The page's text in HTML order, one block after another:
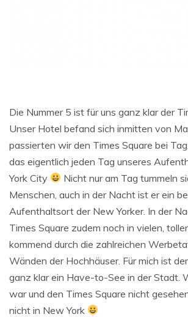
Die Nummer 5 ist für uns ganz klar der
Unser Hotel befand sich inmitten von
passierten wir den Times Square bei
das eigentlich jeden Tag unseres
York City
Nicht nur am Tag tummeln
Menschen, auch in der Nacht ist er ein
Aufenthaltsort der New Yorker. In der
Times Square zudem noch in vielen,
kommend durch die zahlreichen
Wänden der Hochhäuser. Für mich ist
ganz klar ein Have-to-See in der Stadt.
war und den Times Square nicht
nicht in New York